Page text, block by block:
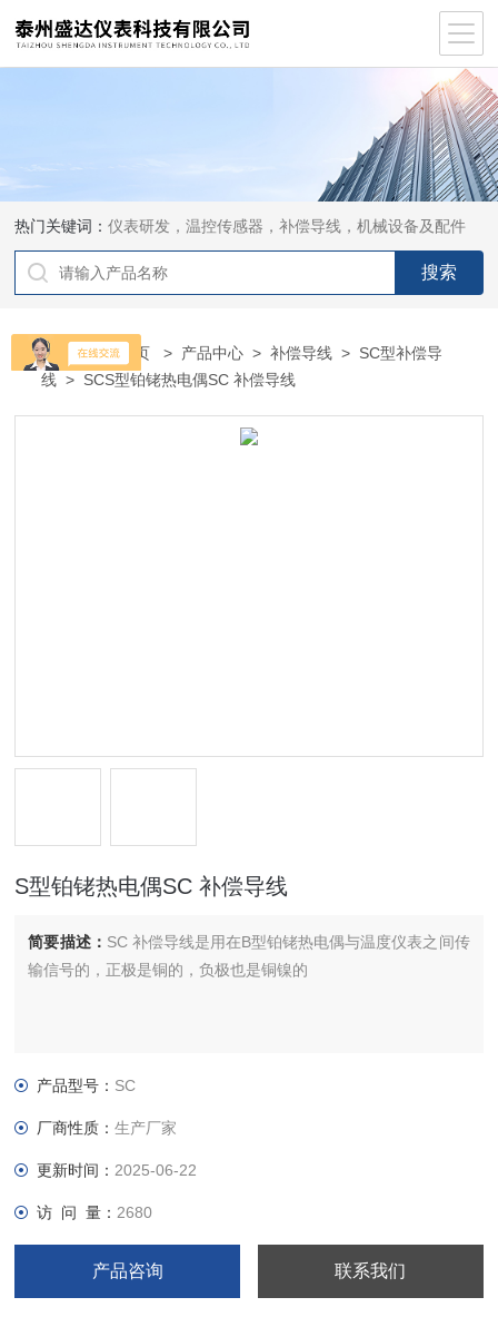
热门关键词：仪表研发，温控传感器，补偿导线，机械设备及配件
当前位置：首页 > 产品中心 >补偿导线 > SC型补偿导
线 > SCS型铂铑热电偶SC 补偿导线
S型铂铑热电偶SC 补偿导线
简要描述： SC 补偿导线是用在B型铂铑热电偶与温度仪表之间传
输信号的，正极是铜的，负极也是铜镍的
产品型号： SC
厂商性质：生产厂家
更新时间： 2025-06-22
访 问 量： 2680
产品咨询 联系我们